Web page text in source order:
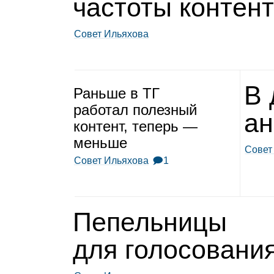
частоты
Совет Ильяхова
Раньше в ТГ
рабо­тал полез­ный
кон­тент, теперь —
меньше
Совет Ильяхова 🗩1
В
Пепель­ницы
для